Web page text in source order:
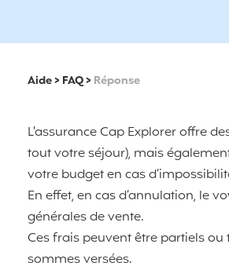
Aide> FAQ> Réponse
L'assurance Cap Explorer offre
tout votre séjour), mais
votre budget en cas
En effet, en cas d’annulation, le
générales de vente.
Ces frais peuvent être partiels
sommes versées.